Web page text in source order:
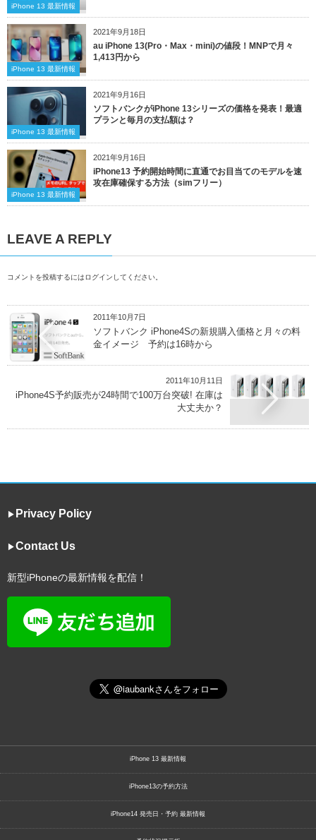
iPhone 13 最新情報
2021年9月18日
iPhone 13 最新情報
au iPhone 13(Pro・Max・mini)の値段！MNPで月々
1,413円から
2021年9月16日
iPhone 13 最新情報
ソフトバンクがiPhone 13シリーズの価格を発表！最適
プランと毎月の支払額は？
2021年9月16日
iPhone 13 最新情報
iPhone13 予約開始時間に直通でお目当てのモデルを速
攻在庫確保する方法（simフリー）
LEAVE A REPLY
コメントを投稿するには ログイン してください。
2011年10月7日
ソフトバンク iPhone4Sの新規購入価格と月々の料
金イメージ 予約は16時から
2011年10月11日
iPhone4S予約販売が24時間で100万台突破! 在庫は
大丈夫か？
▶︎ Privacy Policy
▶︎Contact Us
新型iPhoneの最新情報を配信！
iPhone 13 最新情報
iPhone13の予約方法
iPhone14 発売日・予約 最新情報